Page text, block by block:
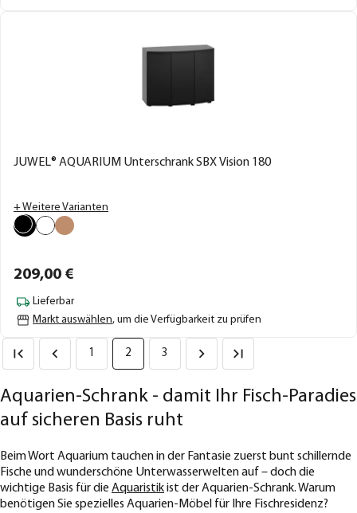
JUWEL® AQUARIUM Unterschrank SBX Vision 180
+ Weitere Varianten
209,00 €
Lieferbar
Markt auswählen, um die Verfügbarkeit zu prüfen
1 2 3
Aquarien-Schrank - damit Ihr Fisch-Paradies
auf sicheren Basis ruht
Beim Wort Aquarium tauchen in der Fantasie zuerst bunt schillernde
Fische und wunderschöne Unterwasserwelten auf – doch die
wichtige Basis für die Aquaristikist der Aquarien-Schrank. Warum
benötigen Sie spezielles Aquarien-Möbel für Ihre Fischresidenz?